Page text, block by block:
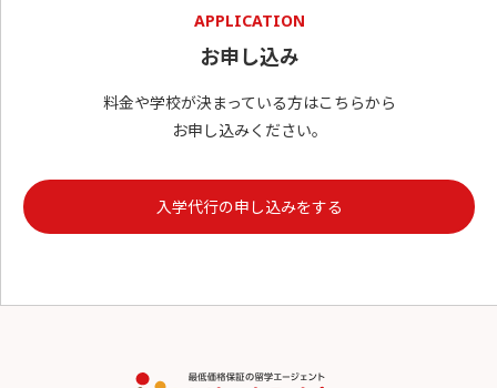
APPLICATION
お申し込み
料金や学校が決まっている方はこちらから
お申し込みください。
入学代行の申し込みをする